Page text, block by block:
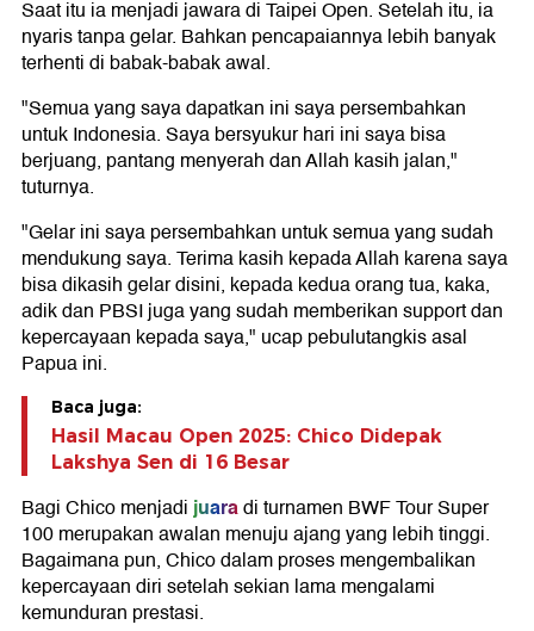
Saat itu ia menjadi jawara di Taipei Open. Setelah itu, ia
nyaris tanpa gelar. Bahkan pencapaiannya lebih banyak
terhenti di babak-babak awal.
"Semua yang saya dapatkan ini saya persembahkan
untuk Indonesia. Saya bersyukur hari ini saya bisa
berjuang, pantang menyerah dan Allah kasih jalan,"
tuturnya.
"Gelar ini saya persembahkan untuk semua yang sudah
mendukung saya. Terima kasih kepada Allah karena saya
bisa dikasih gelar disini, kepada kedua orang tua, kaka,
adik dan PBSI juga yang sudah memberikan support dan
kepercayaan kepada saya," ucap pebulutangkis asal
Papua ini.
Baca juga:
Hasil Macau Open 2025: Chico Didepak
Lakshya Sen di 16 Besar
Bagi Chico menjadijuaradi turnamen BWF Tour Super
100 merupakan awalan menuju ajang yang lebih tinggi.
Bagaimana pun, Chico dalam proses mengembalikan
kepercayaan diri setelah sekian lama mengalami
kemunduran prestasi.